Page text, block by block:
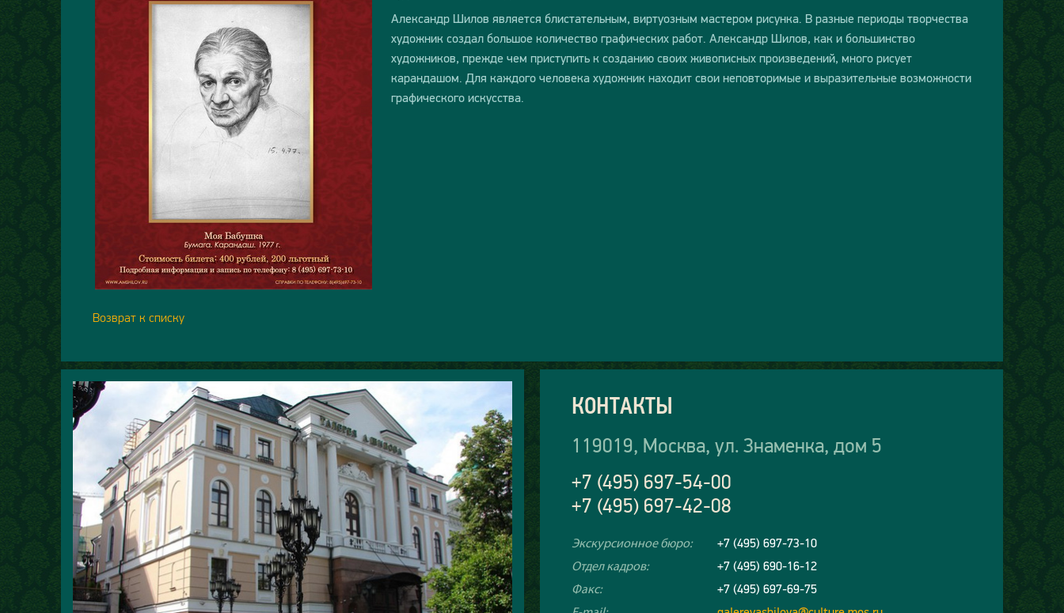
Александр Шилов является блистательным, виртуозным мастером рисунка. В разные периоды творчества
художник создал большое количество графических работ. Александр Шилов, как и большинство
художников, прежде чем приступить к созданию своих живописных произведений, много рисует
карандашом. Для каждого человека художник находит свои неповторимые и выразительные возможности
графического искусства.
Возврат к списку
КОНТАКТЫ
119019, Москва, ул. Знаменка, дом 5
+7 (495) 697-54-00
+7 (495) 697-42-08
Экскурсионное бюро: +7 (495) 697-73-10
Отдел кадров: +7 (495) 690-16-12
Факс: +7 (495) 697-69-75